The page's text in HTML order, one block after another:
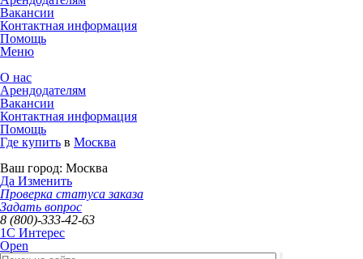
Вакансии
Контактная информация
Помощь
Меню
О нас
Арендодателям
Вакансии
Контактная информация
Помощь
Где купить в Москва
Ваш город: Москва
Да Изменить
Проверка статуса заказа
Задать вопрос
8 (800)-333-42-63
1C Интерес
Open